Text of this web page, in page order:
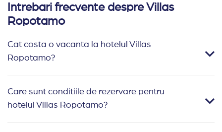
Intrebari frecvente despre Villas
Ropotamo
Cat costa o vacanta la hotelul Villas
Ropotamo?
Care sunt conditiile de rezervare pentru
hotelul Villas Ropotamo?